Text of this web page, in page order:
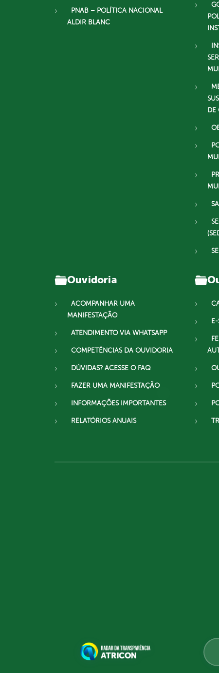
PNAB – POLÍTICA NACIONAL
ALDIR BLANC
DE
Ouvidoria
ACOMPANHAR UMA
MANIFESTAÇÃO
ATENDIMENTO VIA WHATSAPP
COMPETÊNCIAS DA OUVIDORIA
DÚVIDAS? ACESSE O FAQ
FAZER UMA MANIFESTAÇÃO
INFORMAÇÕES IMPORTANTES
RELATÓRIOS ANUAIS